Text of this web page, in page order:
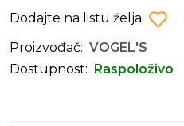
Dodajte na listu želja
Proizvođač: VOGEL'S
Dostupnost:
Raspoloživo